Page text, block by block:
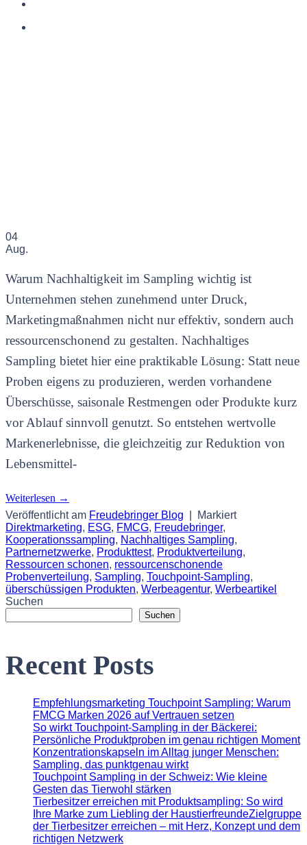
04
Aug.
Warum Nachhaltigkeit im Sampling wichtig ist
Unternehmen stehen zunehmend unter Druck,
Marketingmaßnahmen nicht nur effektiv, sondern auch
ressourcenschonend zu gestalten. Nachhaltiges
Sampling bietet hier eine praktikable Lösung: Statt neue
Proben eigens zu produzieren, werden vorhandene
Überschüsse, saisonale Restmengen oder Produkte kurz
vor Ablauf sinnvoll genutzt. So entstehen wertvolle
Markenerlebnisse, die gleichzeitig zur Reduktion von
Lebensmittel-
Weiterlesen →
Veröffentlicht am Freudebringer Blog
Markiert
Direktmarketing, ESG, FMCG, Freudebringer,
Kooperationssampling, Nachhaltiges Sampling,
Partnernetzwerke, Produkttest, Produktverteilung,
Ressourcen schonen, ressourcenschonende
Probenverteilung, Sampling, Touchpoint-Sampling,
überschüssigen Produkten, Werbeagentur, Werbeartikel
Suchen
Suchen
Recent Posts
Empfehlungsmarketing Touchpoint Sampling: Warum
FMCG Marken 2026 auf Vertrauen setzen
So wirkt Touchpoint-Sampling in der Bäckerei:
Persönliche Produktproben im genau richtigen Moment
Konzentrationskapseln im Alltag junger Menschen:
Sampling, das punktgenau wirkt
Touchpoint Sampling in der Schweiz: Wie kleine
Gesten das Tierwohl stärken
Tierbesitzer erreichen mit Produktsampling: So wird
Ihre Marke zum Liebling der HaustierfreundeZielgruppe
der Tierbesitzer erreichen – mit Herz, Konzept und dem
richtigen Netzwerk